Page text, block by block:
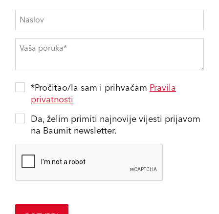
*Pročitao/la sam i prihvaćamPravila
privatnosti
Da, želim primiti najnovije vijesti prijavom
na Baumit newsletter.